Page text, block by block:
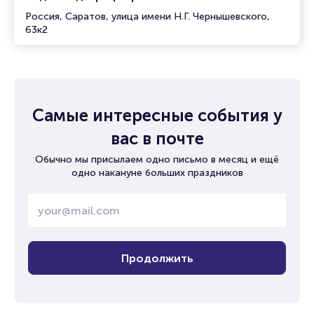
Россия, Саратов, улица имени Н.Г. Чернышевского,
63к2
Самые интересные события у
вас в почте
Обычно мы присылаем одно письмо в месяц и ещё
одно накануне больших праздников
Продолжить